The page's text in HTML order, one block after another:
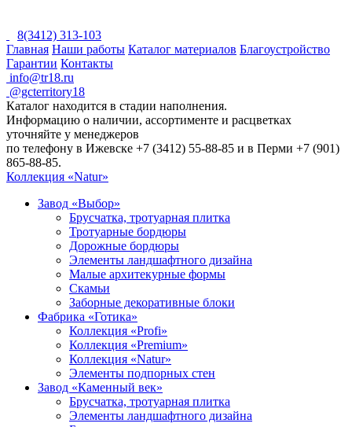
8(3412) 313-103
Главная Наши работы Каталог материалов Благоустройство
Гарантии Контакты
info@tr18.ru
@gcterritory18
Каталог находится в стадии наполнения.
Информацию о наличии, ассортименте и расцветках
уточняйте у менеджеров
по телефону в Ижевске +7 (3412) 55-88-85 и в Перми +7 (901)
865-88-85.
Коллекция «Natur»
Завод «Выбор»
Брусчатка, тротуарная плитка
Тротуарные бордюры
Дорожные бордюры
Элементы ландшафтного дизайна
Малые архитекурные формы
Скамьи
Заборные декоративные блоки
Фабрика «Готика»
Коллекция «Profi»
Коллекция «Premium»
Коллекция «Natur»
Элементы подпорных стен
Завод «Каменный век»
Брусчатка, тротуарная плитка
Элементы ландшафтного дизайна